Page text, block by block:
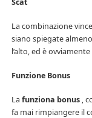
Scat
La combinazione
siano spiegate
l’alto, ed è
Funzione Bonus
La funziona bonus ,
fa mai rimpiangere il